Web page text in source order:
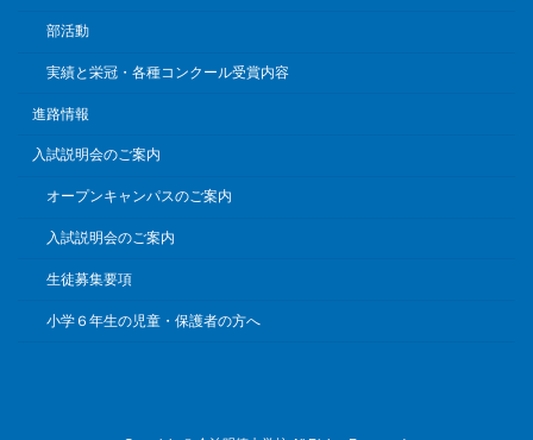
部活動
実績と栄冠・各種コンクール受賞内容
進路情報
入試説明会のご案内
オープンキャンパスのご案内
入試説明会のご案内
生徒募集要項
小学６年生の児童・保護者の方へ